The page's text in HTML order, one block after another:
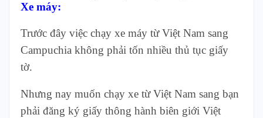
Xe máy:
Trước đây việc chạy xe máy từ Việt Nam sang
Campuchia không phải tốn nhiều thủ tục giấy
tờ.
Nhưng nay muốn chạy xe từ Việt Nam sang bạn
phải đăng ký giấy thông hành biên giới Việt